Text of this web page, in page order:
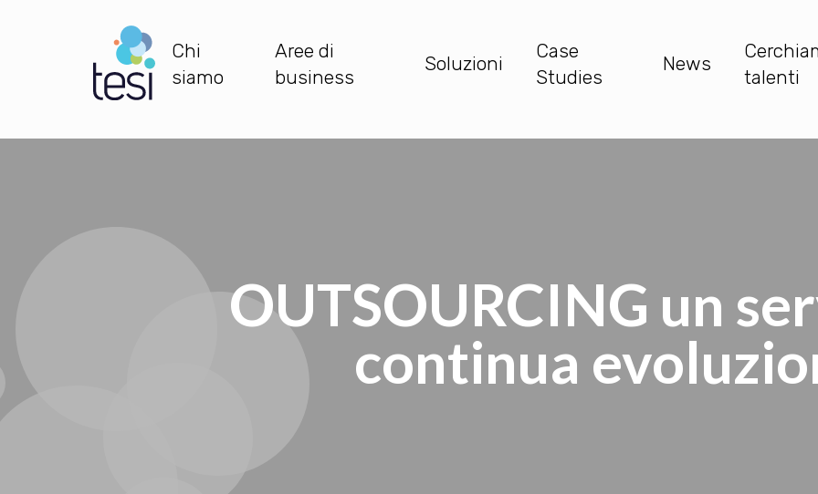
Navigazione
Chi
siamo
Aree di
business
Soluzioni
Case
Studies
News
talenti
OUTSOURCING un
continua